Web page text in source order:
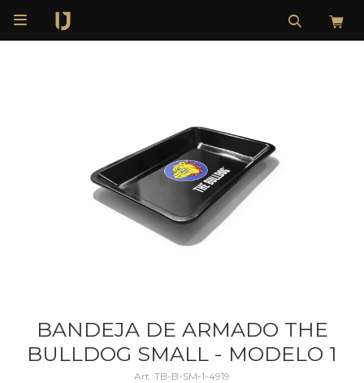

BANDEJA DE ARMADO THE
BULLDOG SMALL - MODELO 1
TB-B-SM-1-4919